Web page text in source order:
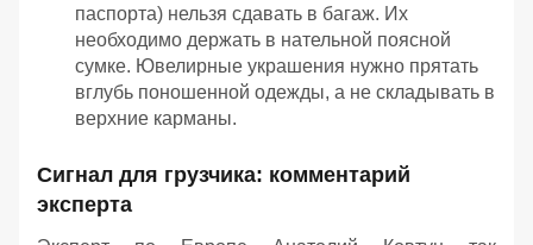
паспорта) нельзя сдавать в багаж. Их
необходимо держать в нательной поясной
сумке. Ювелирные украшения нужно прятать
вглубь поношенной одежды, а не складывать в
верхние карманы.
Сигнал для грузчика: комментарий
эксперта